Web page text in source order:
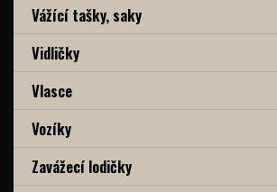
Vážící tašky, saky
Vidličky
Vlasce
Vozíky
Zavážecí lodičky